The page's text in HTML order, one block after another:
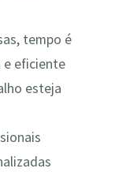
tempo é
e eficiente
esteja